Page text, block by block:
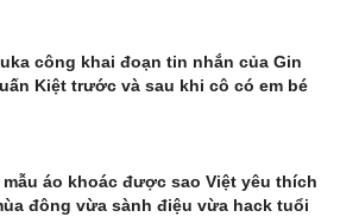
công khai đoạn tin nhắn của Gin
Kiệt trước và sau khi cô có em bé
mẫu áo khoác được sao Việt yêu thích
đông vừa sành điệu vừa hack tuổi